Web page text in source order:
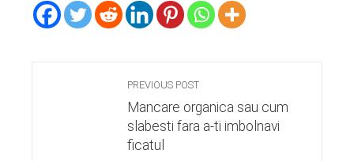
PREVIOUS POST
Mancare organica sau cum
slabesti fara a-ti imbolnavi
ficatul